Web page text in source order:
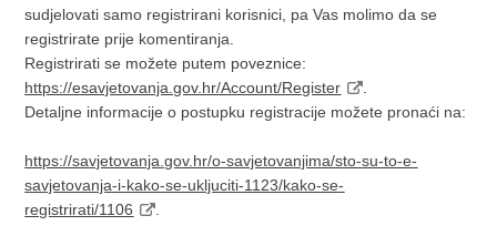
sudjelovati samo registrirani korisnici, pa Vas molimo da se
registrirate prije komentiranja.
Registrirati se možete putem poveznice:
https://esavjetovanja.gov.hr/Account/Register
Detaljne informacije o postupku registracije možete pronaći na:
https://savjetovanja.gov.hr/o-savjetovanjima/sto-su-to-e-
savjetovanja-i-kako-se-ukljuciti-1123/kako-se-
registrirati/1106